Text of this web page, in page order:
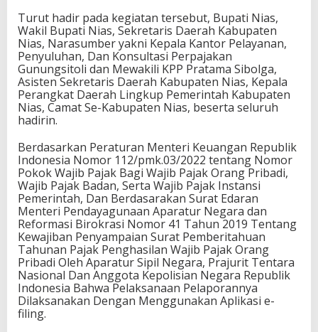
Turut hadir pada kegiatan tersebut, Bupati Nias,
Wakil Bupati Nias, Sekretaris Daerah Kabupaten
Nias, Narasumber yakni Kepala Kantor Pelayanan,
Penyuluhan, Dan Konsultasi Perpajakan
Gunungsitoli dan Mewakili KPP Pratama Sibolga,
Asisten Sekretaris Daerah Kabupaten Nias, Kepala
Perangkat Daerah Lingkup Pemerintah Kabupaten
Nias, Camat Se-Kabupaten Nias, beserta seluruh
hadirin.
Berdasarkan Peraturan Menteri Keuangan Republik
Indonesia Nomor 112/pmk.03/2022 tentang Nomor
Pokok Wajib Pajak Bagi Wajib Pajak Orang Pribadi,
Wajib Pajak Badan, Serta Wajib Pajak Instansi
Pemerintah, Dan Berdasarakan Surat Edaran
Menteri Pendayagunaan Aparatur Negara dan
Reformasi Birokrasi Nomor 41 Tahun 2019 Tentang
Kewajiban Penyampaian Surat Pemberitahuan
Tahunan Pajak Penghasilan Wajib Pajak Orang
Pribadi Oleh Aparatur Sipil Negara, Prajurit Tentara
Nasional Dan Anggota Kepolisian Negara Republik
Indonesia Bahwa Pelaksanaan Pelaporannya
Dilaksanakan Dengan Menggunakan Aplikasi e-
filing.